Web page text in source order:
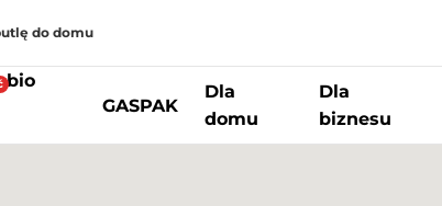
do domu
bio
GASPAK
Dla
domu
Dla
biznesu